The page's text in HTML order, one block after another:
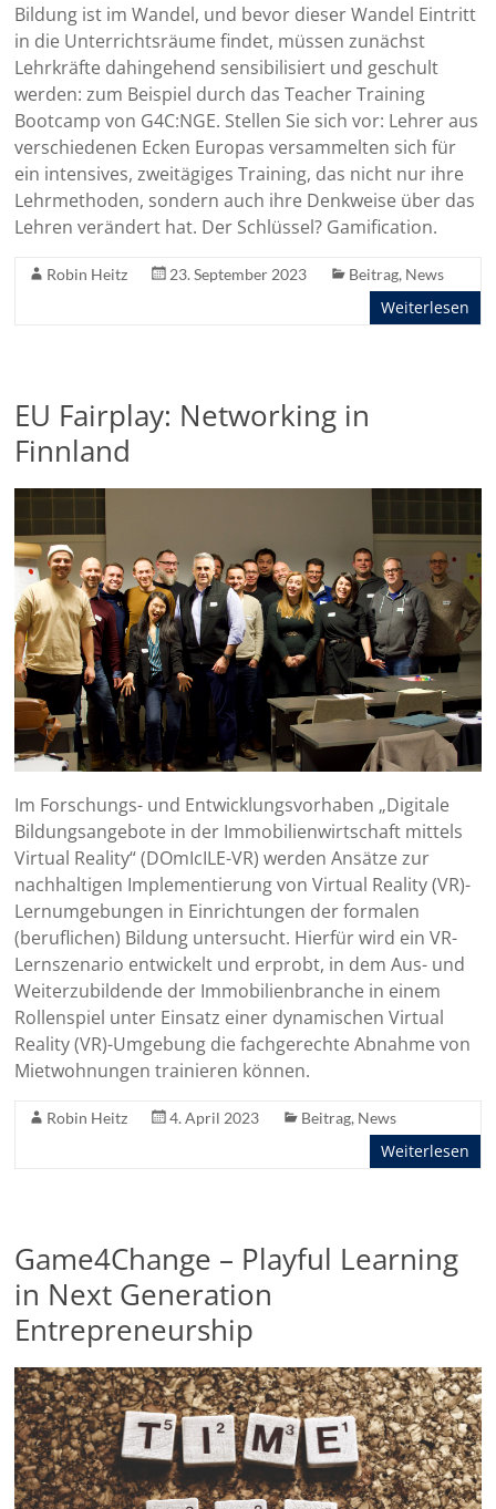
Bildung ist im Wandel, und bevor dieser Wandel Eintritt
in die Unterrichtsräume findet, müssen zunächst
Lehrkräfte dahingehend sensibilisiert und geschult
werden: zum Beispiel durch das Teacher Training
Bootcamp von G4C:NGE. Stellen Sie sich vor: Lehrer aus
verschiedenen Ecken Europas versammelten sich für
ein intensives, zweitägiges Training, das nicht nur ihre
Lehrmethoden, sondern auch ihre Denkweise über das
Lehren verändert hat. Der Schlüssel? Gamification.
Robin Heitz 23. September 2023 Beitrag, News
Weiterlesen
EU Fairplay: Networking in
Finnland
Im Forschungs- und Entwicklungsvorhaben „Digitale
Bildungsangebote in der Immobilienwirtschaft mittels
Virtual Reality“ (DOmIcILE-VR) werden Ansätze zur
nachhaltigen Implementierung von Virtual Reality (VR)-
Lernumgebungen in Einrichtungen der formalen
(beruflichen) Bildung untersucht. Hierfür wird ein VR-
Lernszenario entwickelt und erprobt, in dem Aus- und
Weiterzubildende der Immobilienbranche in einem
Rollenspiel unter Einsatz einer dynamischen Virtual
Reality (VR)-Umgebung die fachgerechte Abnahme von
Mietwohnungen trainieren können.
Robin Heitz 4. April 2023 Beitrag, News
Weiterlesen
Game4Change – Playful Learning
in Next Generation
Entrepreneurship